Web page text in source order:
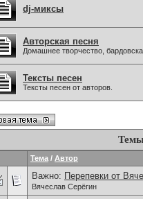
dj-миксы
Авторская песня
Домашнее творчество,
Тексты песен
Тексты песен от авторов.
Темы
Тема / Автор
Важно: Перепевки от
Вячеслав Серёгин